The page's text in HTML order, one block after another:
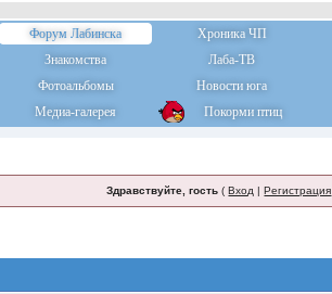
Форум Лабинска
Хроника ЧП
Знакомства
Лаба-ТВ
Фотоальбомы
Новости юга
Медиа-галерея Покорми птиц
Здравствуйте, гость (Вход |Регистрация